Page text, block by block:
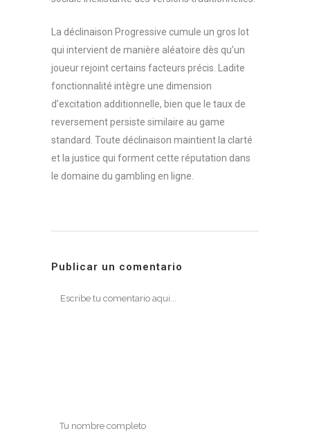
La déclinaison Progressive cumule un gros lot
qui intervient de manière aléatoire dès qu’un
joueur rejoint certains facteurs précis. Ladite
fonctionnalité intègre une dimension
d’excitation additionnelle, bien que le taux de
reversement persiste similaire au game
standard. Toute déclinaison maintient la clarté
et la justice qui forment cette réputation dans
le domaine du gambling en ligne.
Publicar un comentario